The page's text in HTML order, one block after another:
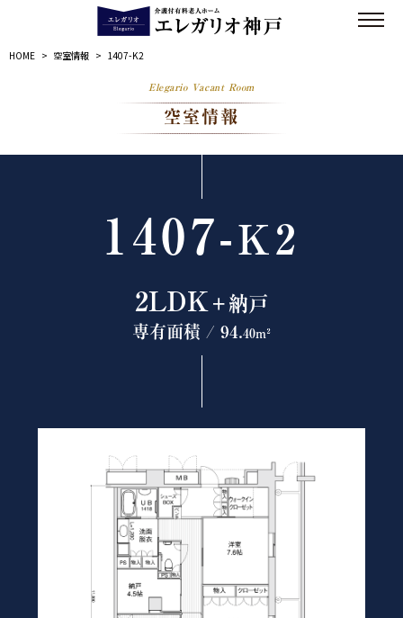
HOME > 空室情報 > 1407-K2
Elegario Vacant Room
空室情報
1407-K2
2LDK ＋納戸
専有面積 / 94.40m²